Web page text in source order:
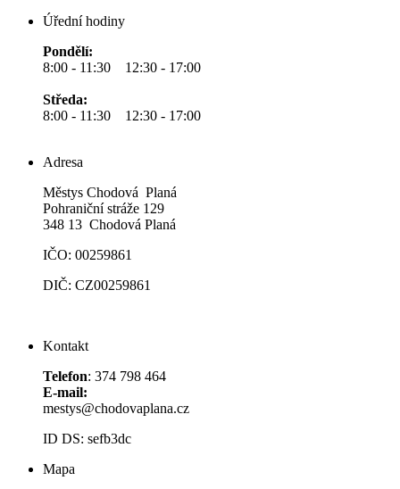
Úřední hodiny
Pondělí:
8:00 - 11:30 12:30 - 17:00
Středa:
8:00 - 11:30 12:30 - 17:00
Adresa
Městys Chodová Planá
Pohraniční stráže 129
348 13 Chodová Planá
IČO: 00259861
DIČ: CZ00259861
Kontakt
Telefon: 374 798 464
E-mail:
mestys@chodovaplana.cz
ID DS: sefb3dc
Mapa